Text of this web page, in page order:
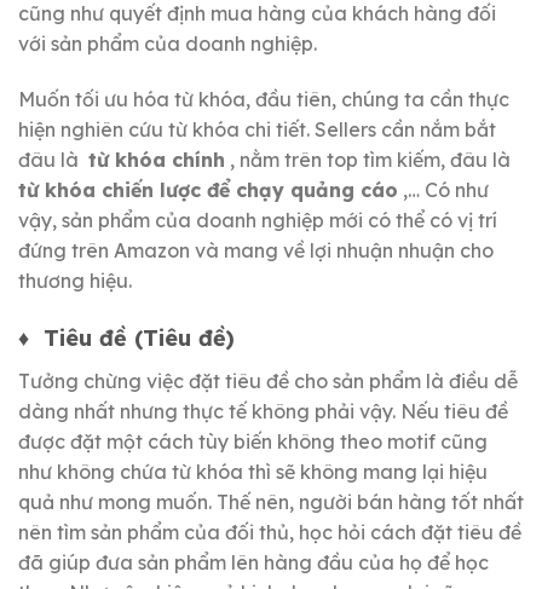
cũng như quyết định mua hàng của khách hàng đối
với sản phẩm của doanh nghiệp.
Muốn tối ưu hóa từ khóa, đầu tiên, chúng ta cần thực
hiện nghiên cứu từ khóa chi tiết. Sellers cần nắm bắt
đâu là từ khóa chính , nằm trên top tìm kiếm, đâu là
từ khóa chiến lược để chạy quảng cáo ,… Có như
vậy, sản phẩm của doanh nghiệp mới có thể có vị trí
đứng trên Amazon và mang về lợi nhuận nhuận cho
thương hiệu.
♦ Tiêu đề (Tiêu đề)
Tưởng chừng việc đặt tiêu đề cho sản phẩm là điều dễ
dàng nhất nhưng thực tế không phải vậy. Nếu tiêu đề
được đặt một cách tùy biến không theo motif cũng
như không chứa từ khóa thì sẽ không mang lại hiệu
quả như mong muốn. Thế nên, người bán hàng tốt nhất
nên tìm sản phẩm của đối thủ, học hỏi cách đặt tiêu đề
đã giúp đưa sản phẩm lên hàng đầu của họ để học